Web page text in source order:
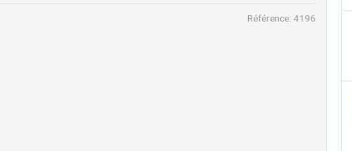
Référence: 4196